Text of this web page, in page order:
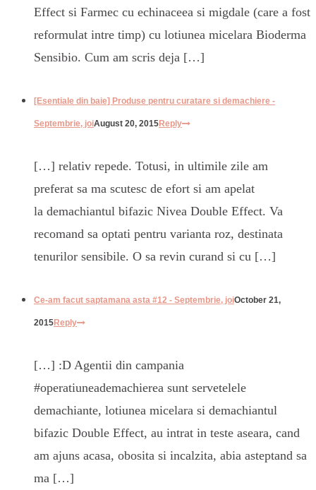
Effect si Farmec cu echinaceea si migdale (care a fost
reformulat intre timp) cu lotiunea micelara Bioderma
Sensibio. Cum am scris deja […]
[Esentiale din baie] Produse pentru curatare si demachiere -
Septembrie, joiAugust 20, 2015Reply
[…] relativ repede. Totusi, in ultimile zile am
preferat sa ma scutesc de efort si am apelat
la demachiantul bifazic Nivea Double Effect. Va
recomand sa optati pentru varianta roz, destinata
tenurilor sensibile. O sa revin curand si cu […]
Ce-am facut saptamana asta #12 - Septembrie, joiOctober 21,
2015Reply
[…] :D Agentii din campania
#operatiuneademachierea sunt servetelele
demachiante, lotiunea micelara si demachiantul
bifazic Double Effect, au intrat in teste aseara, cand
am ajuns acasa, obosita si incalzita, abia asteptand sa
ma […]